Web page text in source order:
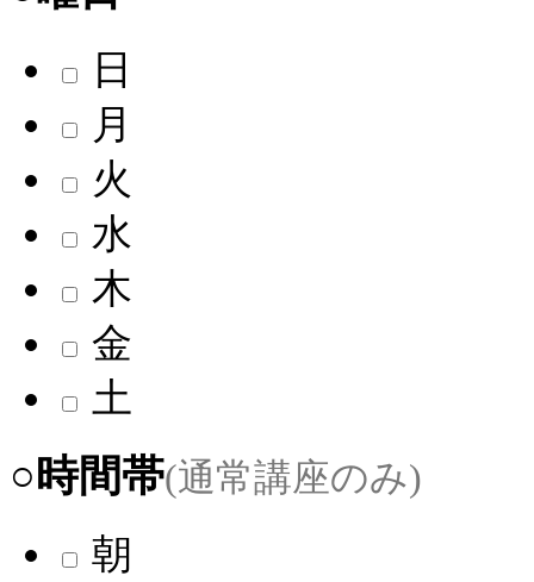
日
月
火
水
木
金
土
○時間帯(通常講座のみ)
朝